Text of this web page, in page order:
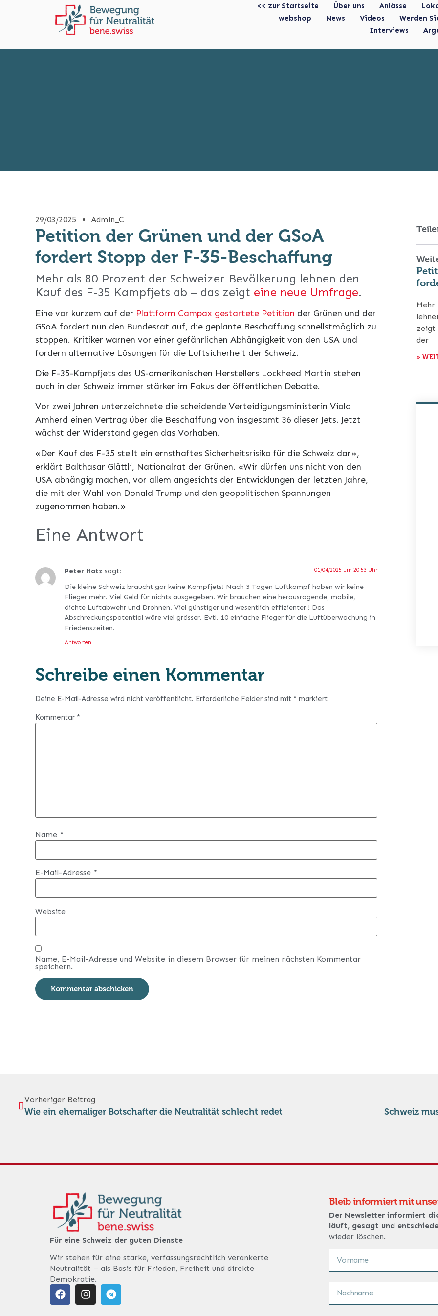
<< zur Startseite Über uns Anlässe
webshop
News Videos
Werden
Interviews
29/03/2025 Admin_C
Petition der Grünen und der GSoA
fordert Stopp der F-35-Beschaffung
Mehr als 80 Prozent der Schweizer Bevölkerung lehnen den
Kauf des F-35 Kampfjets ab – das zeigt eine neue Umfrage.
Eine vor kurzem auf der Plattform Campax gestartete Petition der Grünen und der
GSoA fordert nun den Bundesrat auf, die geplante Beschaffung schnellstmöglich zu
stoppen. Kritiker warnen vor einer gefährlichen Abhängigkeit von den USA und
fordern alternative Lösungen für die Luftsicherheit der Schweiz.
Die F-35-Kampfjets des US-amerikanischen Herstellers Lockheed Martin stehen
auch in der Schweiz immer stärker im Fokus der öffentlichen Debatte.
Vor zwei Jahren unterzeichnete die scheidende Verteidigungsministerin Viola
Amherd einen Vertrag über die Beschaffung von insgesamt 36 dieser Jets. Jetzt
wächst der Widerstand gegen das Vorhaben.
«Der Kauf des F-35 stellt ein ernsthaftes Sicherheitsrisiko für die Schweiz dar»,
erklärt Balthasar Glättli, Nationalrat der Grünen. «Wir dürfen uns nicht von den
USA abhängig machen, vor allem angesichts der Entwicklungen der letzten Jahre,
die mit der Wahl von Donald Trump und den geopolitischen Spannungen
zugenommen haben.»
Eine Antwort
Peter Hotz sagt: 01/04/2025 um 20:53 Uhr
Die kleine Schweiz braucht gar keine Kampfjets! Nach 3 Tagen Luftkampf haben wir keine
Flieger mehr. Viel Geld für nichts ausgegeben. Wir brauchen eine herausragende, mobile,
dichte Luftabwehr und Drohnen. Viel günstiger und wesentlich effizienter!! Das
Abschreckungspotential wäre viel grösser. Evtl. 10 einfache Flieger für die Luftüberwachung in
Friedenszeiten.
Antworten
Schreibe einen Kommentar
Deine E-Mail-Adresse wird nicht veröffentlicht. Erforderliche Felder sind mit * markiert
Kommentar *
Name *
E-Mail-Adresse *
Website
Name, E-Mail-Adresse und Website in diesem Browser für meinen nächsten Kommentar
speichern.
Mehr
zeigt
der
»
Vorheriger Beitrag
Wie ein ehemaliger Botschafter die Neutralität schlecht redet Schweiz
Für eine Schweiz der guten Dienste
Wir stehen für eine starke, verfassungsrechtlich verankerte
Neutralität – als Basis für Frieden, Freiheit und direkte
Demokratie.
Bleib informiert mit
Der Newsletter informiert
läuft, gesagt und
wieder löschen.